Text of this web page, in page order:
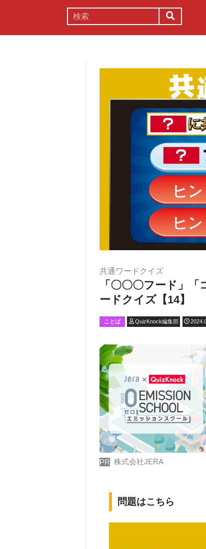
共通ワードクイズ
「〇〇〇フード」
ードクイズ【14】
ことば QuizKnock編集部
PR 株式会社JERA
問題はこちら